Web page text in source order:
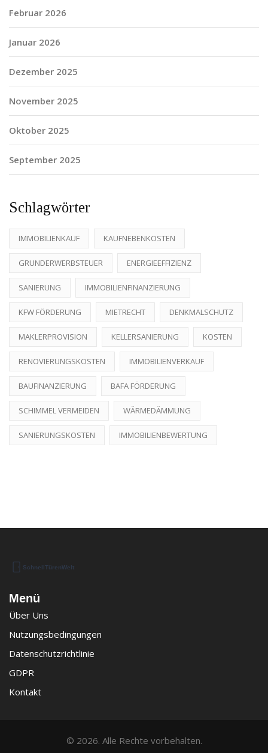
Februar 2026
Januar 2026
Dezember 2025
November 2025
Oktober 2025
September 2025
Schlagwörter
IMMOBILIENKAUF KAUFNEBENKOSTEN
GRUNDERWERBSTEUER ENERGIEEFFIZIENZ
SANIERUNG IMMOBILIENFINANZIERUNG
KFW FÖRDERUNG MIETRECHT DENKMALSCHUTZ
MAKLERPROVISION KELLERSANIERUNG KOSTEN
RENOVIERUNGSKOSTEN IMMOBILIENVERKAUF
BAUFINANZIERUNG BAFA FÖRDERUNG
SCHIMMEL VERMEIDEN WÄRMEDÄMMUNG
SANIERUNGSKOSTEN IMMOBILIENBEWERTUNG
Menü
Über Uns
Nutzungsbedingungen
Datenschutzrichtlinie
GDPR
Kontakt
© 2026. Alle Rechte vorbehalten.